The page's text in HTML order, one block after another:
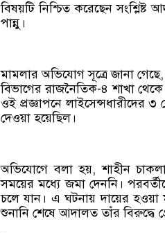
বিষয়টি নিশ্চিত করেছেন
পান্নু।
মামলার অভিযোগ সূত্রে জানা গেছে,
বিভাগের রাজনৈতিক-৪ শাখা থেকে
ওই প্রজ্ঞাপনে লাইসেন্সধারীদের ৩
দেওয়া হয়েছিল।
অভিযোগে বলা হয়, শাহীন
সময়ের মধ্যে জমা দেননি।
চলে যান। এ ঘটনায় দায়ের হওয়া
শুনানি শেষে আদালত তাঁর বিরুদ্ধে